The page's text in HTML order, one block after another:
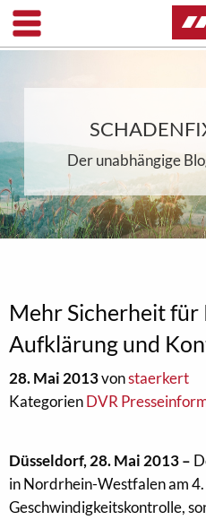
Der unabhängige
Mehr Sicherheit
Aufklärung und
28. Mai 2013vonstaerkert
KategorienDVR
Düsseldorf, 28. Mai 2013 –
in Nordrhein-Westfalen am
Geschwindigkeitskontrolle,